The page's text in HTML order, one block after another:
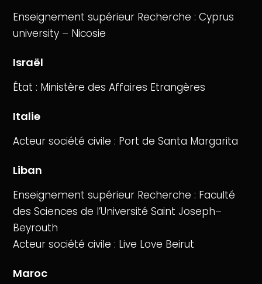
Enseignement supérieur Recherche : Cyprus
university – Nicosie
Israël
État : Ministère des Affaires Etrangères
Italie
Acteur société civile : Port de Santa Margarita
Liban
Enseignement supérieur Recherche : Faculté
des Sciences de l’Université Saint Joseph–
Beyrouth
Acteur société civile : Live Love Beirut
Maroc